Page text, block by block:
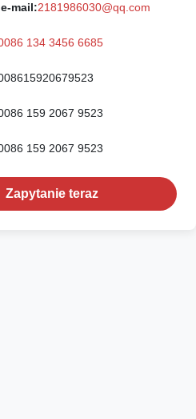
mail:2181986030@qq.com
134 3456 6685
159 2067 9523
159 2067 9523
Zapytanie teraz